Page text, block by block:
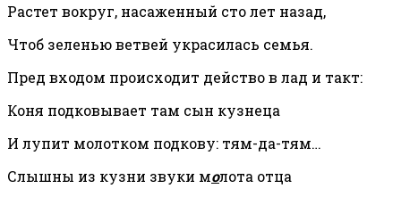
Растет вокруг, насаженный сто лет назад,
Чтоб зеленью ветвей украсилась семья.
Пред входом происходит действо в лад и такт:
Коня подковывает там сын кузнеца
И лупит молотком подкову: тям-да-тям…
Слышны из кузни звуки молота отца